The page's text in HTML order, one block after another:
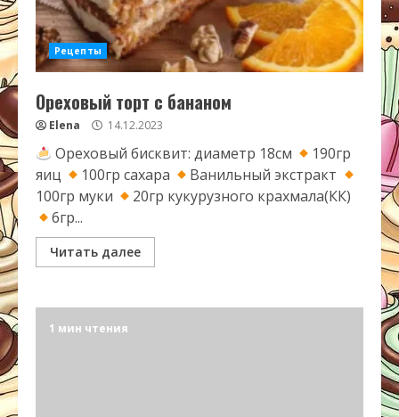
Рецепты
Ореховый торт с бананом
Elena 14.12.2023
Ореховый бисквит: диаметр 18см
190гр
яиц
100гр сахара
Ванильный экстракт
100гр муки
20гр кукурузного крахмала(КК)
6гр...
Читать далее
1 мин чтения